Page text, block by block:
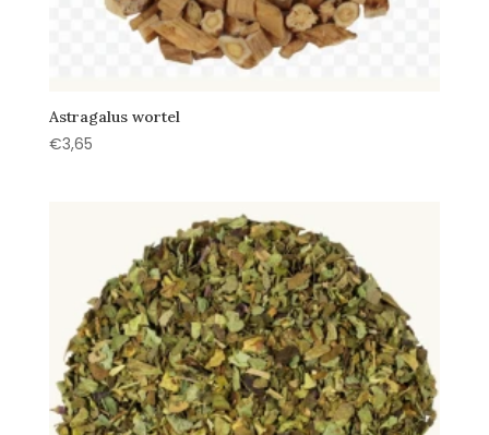
Astragalus wortel
€3,65